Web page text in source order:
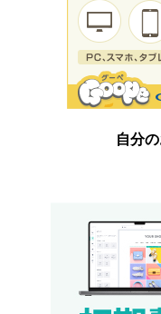
自分